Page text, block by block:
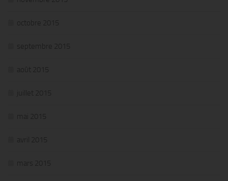
octobre 2015
septembre 2015
août 2015
juillet 2015
mai 2015
avril 2015
mars 2015